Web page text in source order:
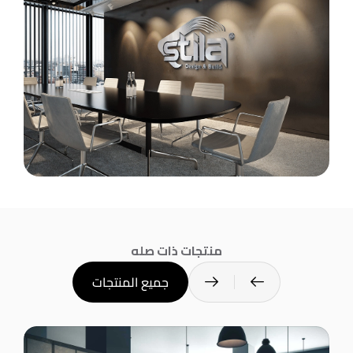
منتجات ذات صله
جميع المنتجات